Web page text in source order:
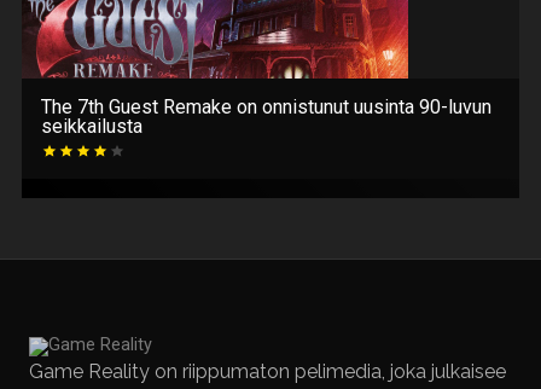
The 7th Guest Remake on onnistunut uusinta 90-luvun
seikkailusta
Game Reality on riippumaton pelimedia, joka julkaisee